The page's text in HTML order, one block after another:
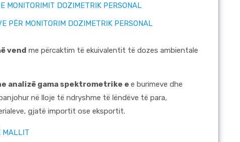
MONITORIMIT DOZIMETRIK PERSONAL
PËR MONITORIM DOZIMETRIK PERSONAL
vend me përcaktim të ekuivalentit të dozes ambientale
analizë gama spektrometrike e e burimeve dhe
në lloje të ndryshme të lëndëve të para,
gjatë importit ose eksportit.
MALLIT